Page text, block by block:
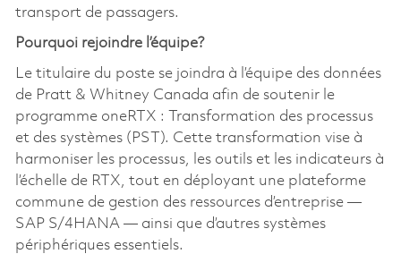
transport de passagers.
Pourquoi rejoindre l’équipe?
Le titulaire du poste se joindra à l’équipe des données
de Pratt & Whitney Canada afin de soutenir le
programme oneRTX : Transformation des processus
et des systèmes (PST). Cette transformation vise à
harmoniser les processus, les outils et les indicateurs à
l’échelle de RTX, tout en déployant une plateforme
commune de gestion des ressources d’entreprise —
SAP S/4HANA — ainsi que d’autres systèmes
périphériques essentiels.